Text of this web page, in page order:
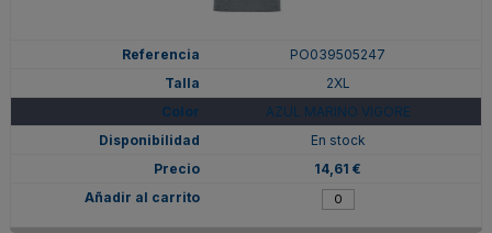
PO039505247
2XL
AZUL MARINO VIGORE
En stock
14,61 €